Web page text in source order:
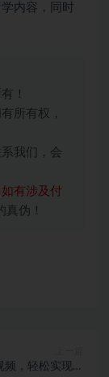
内容，同时
！
所有权，
我们，会
有涉及付
真伪！
，轻松实现稳